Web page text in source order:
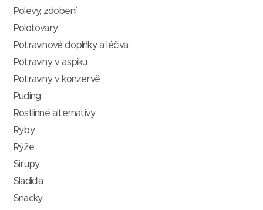
Polevy, zdobení
Polotovary
Potravinové doplňky a léčiva
Potraviny v aspiku
Potraviny v konzervě
Puding
Rostlinné alternativy
Ryby
Rýže
Sirupy
Sladidla
Snacky